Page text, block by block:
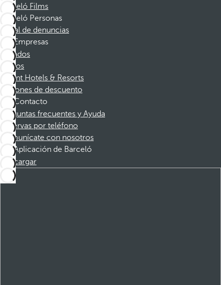
Barceló Films
Barceló Personas
Canal de denuncias
Empresas
Afiliados
Socios
Dorint Hotels & Resorts
Cupones de descuento
Contacto
Preguntas frecuentes y Ayuda
Reservas por teléfono
Comunícate con nosotros
Aplicación de Barceló
Descargar